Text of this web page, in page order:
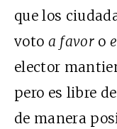
que los
voto a favor o
elector
pero es libre
de manera